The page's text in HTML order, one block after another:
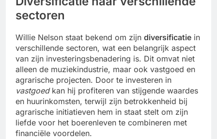
sectoren
Willie Nelson staat bekend om zijn diversificatie in
verschillende sectoren, wat een belangrijk aspect
van zijn investeringsbenadering is. Dit omvat niet
alleen de muziekindustrie, maar ook vastgoed en
agrarische projecten. Door te investeren in
vastgoedkan hij profiteren van stijgende waardes
en huurinkomsten, terwijl zijn betrokkenheid bij
agrarische initiatieven hem in staat stelt om zijn
liefde voor het boerenleven te combineren met
financiële voordelen.